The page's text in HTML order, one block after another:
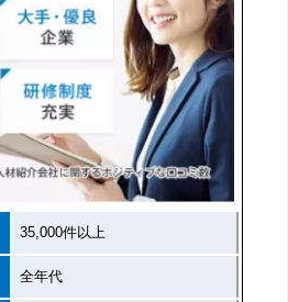
35,000件以上
全年代